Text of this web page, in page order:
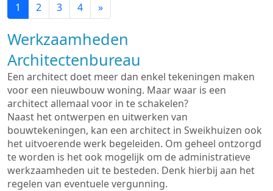
1 2 3 4 »
Werkzaamheden
Architectenbureau
Een architect doet meer dan enkel tekeningen maken
voor een nieuwbouw woning. Maar waar is een
architect allemaal voor in te schakelen?
Naast het ontwerpen en uitwerken van
bouwtekeningen, kan een architect in Sweikhuizen ook
het uitvoerende werk begeleiden. Om geheel ontzorgd
te worden is het ook mogelijk om de administratieve
werkzaamheden uit te besteden. Denk hierbij aan het
regelen van eventuele vergunning.